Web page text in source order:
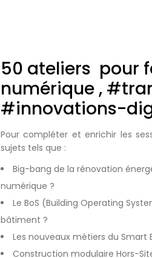
50 ateliers pour
numérique ,
#innovations-
Pour compléter et enrichir les
sujets tels que :
Big-bang de la rénovation
numérique ?
Le BoS (Building Operating
bâtiment ?
Les nouveaux métiers du Smart
Construction modulaire Hors-